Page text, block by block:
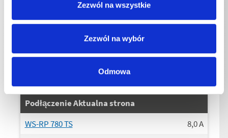
Zezwól na wszystkie
Zezwól na wybór
Odmowa
WS-RP 1600 TS
50Hz
Podłączenie Aktualna strona
WS-RP 780 TS
8,0A